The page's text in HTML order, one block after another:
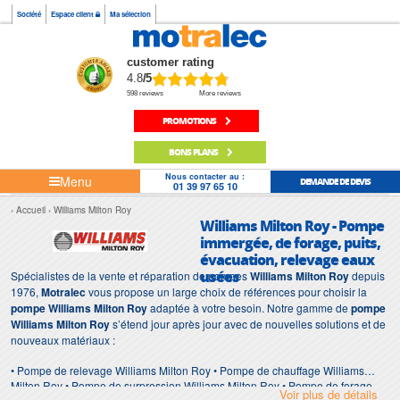
Société Espace client Ma sélection
customer rating
4.8/5
598 reviews More reviews
PROMOTIONS
BONS PLANS
Menu Nous contacter au :
01 39 97 65 10 DEMANDE DE DEVIS
Accueil Williams Milton Roy
Williams Milton Roy - Pompe
immergée, de forage, puits,
évacuation, relevage eaux
usées
Spécialistes de la vente et réparation de pompesWilliams Milton Roydepuis
1976, Motralecvous propose un large choix de références pour choisir la
pompe Williams Milton Royadaptée à votre besoin. Notre gamme depompe
Williams Milton Roys’étend jour après jour avec de nouvelles solutions et de
nouveaux matériaux :
• Pompe de relevage Williams Milton Roy • Pompe de chauffage Williams
Milton Roy • Pompe de surpression Williams Milton Roy • Pompe de forage
Voir plus de détails